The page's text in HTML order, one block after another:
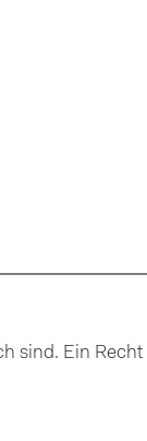
sind. Ein Recht